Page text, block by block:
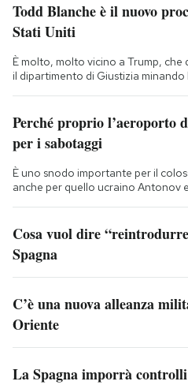
Todd Blanche è il nuovo
Stati Uniti
È molto, molto vicino a Trump,
il dipartimento di Giustizia minando
Perché proprio l’aeroporto
per i sabotaggi
È uno snodo importante per il
anche per quello ucraino Antonov
Cosa vuol dire
Spagna
C’è una nuova alleanza
Oriente
La Spagna imporrà